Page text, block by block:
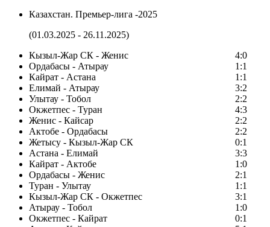
Казахстан. Премьер-лига -2025
(01.03.2025 - 26.11.2025)
Кызыл-Жар СК - Женис
4:0
Ордабасы - Атырау
1:1
Кайрат - Астана
1:1
Елимай - Атырау
3:2
Улытау - Тобол
2:2
Окжетпес - Туран
4:3
Женис - Кайсар
2:2
Актобе - Ордабасы
2:2
Жетысу - Кызыл-Жар СК
0:1
Астана - Елимай
3:3
Кайрат - Актобе
1:0
Ордабасы - Женис
2:1
Туран - Улытау
1:1
Кызыл-Жар СК - Окжетпес
3:1
Атырау - Тобол
1:0
Окжетпес - Кайрат
0:1